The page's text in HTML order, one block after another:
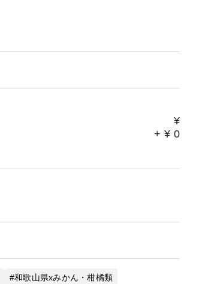
¥
+ ¥ 0
和歌山県xみかん・柑橘類